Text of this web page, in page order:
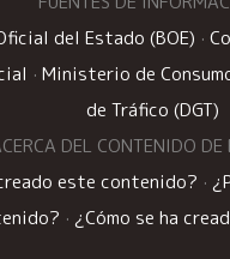
del Estado (BOE) ·
· Ministerio de
de Tráfico (DGT)
DEL CONTENIDO DE
este contenido? ·
· ¿Cómo se ha